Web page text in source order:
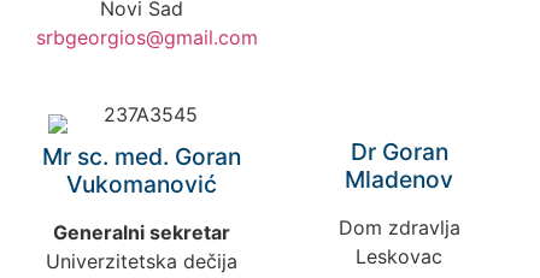
Novi Sad
srbgeorgios@gmail.com
Mr sc. med. Goran
Vukomanović
Generalni sekretar
Univerzitetska dečija
Dr Goran
Mladenov
Dom zdravlja
Leskovac